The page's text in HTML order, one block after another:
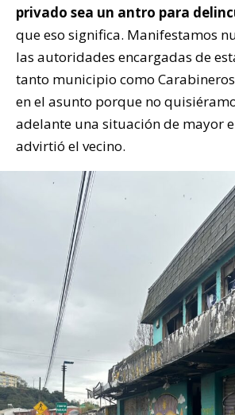
privado sea un antro para
que eso significa. Manifestamos
las autoridades encargadas de
tanto municipio como
en el asunto porque no
adelante una situación de mayor
advirtió el vecino.